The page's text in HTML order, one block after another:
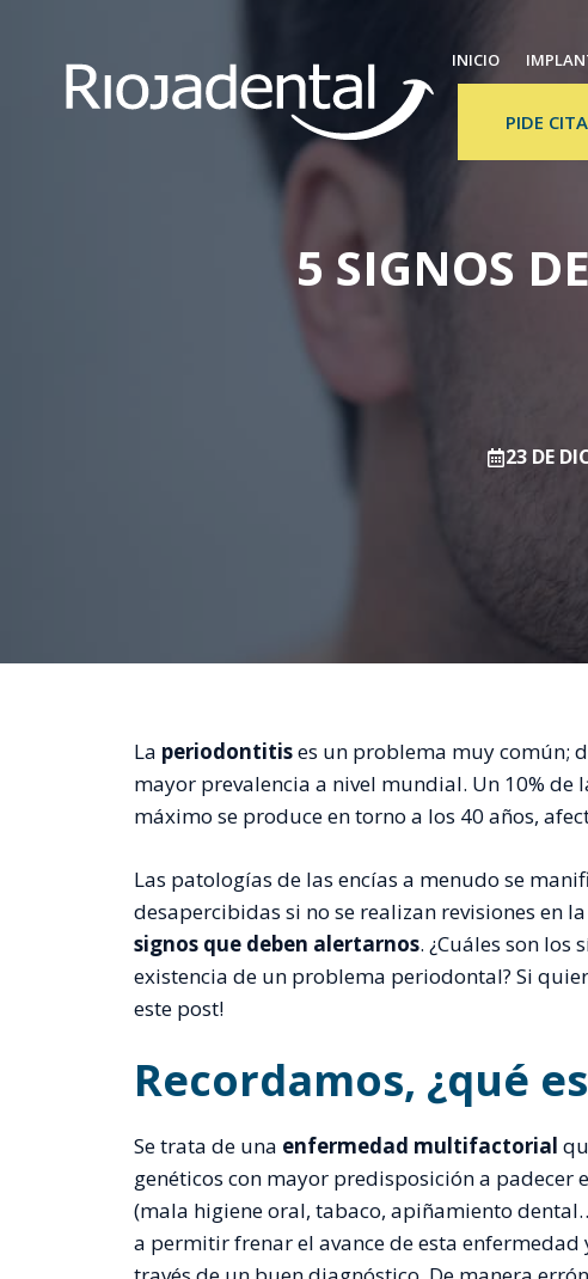
contenido
INICIO
PIDE
5 SIGNOS
23 DE
La periodontitises un problema muy común;
mayor prevalencia a nivel mundial. Un 10% de
máximo se produce en torno a los 40 años,
Las patologías de las encías a menudo se
desapercibidas si no se realizan revisiones en
signos que deben alertarnos. ¿Cuáles son
existencia de un problema periodontal? Si
este post!
Recordamos, ¿qué
Se trata de una enfermedad multifactorial
genéticos con mayor predisposición a
(mala higiene oral, tabaco, apiñamiento
a permitir frenar el avance de esta